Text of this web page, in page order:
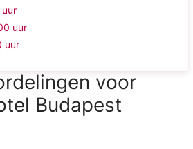
uur
uur
uur
voor
Budapest